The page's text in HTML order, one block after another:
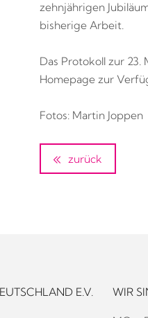
zehnjährigen
bisherige Arbeit.
Das Protokoll zur
Homepage zur
Fotos: Martin Joppen
zurück
E.V.
WIR